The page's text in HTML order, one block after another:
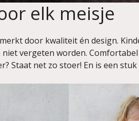
elk meisje
door kwaliteit én design.
vergeten worden.
Staat net zo stoer! En is een